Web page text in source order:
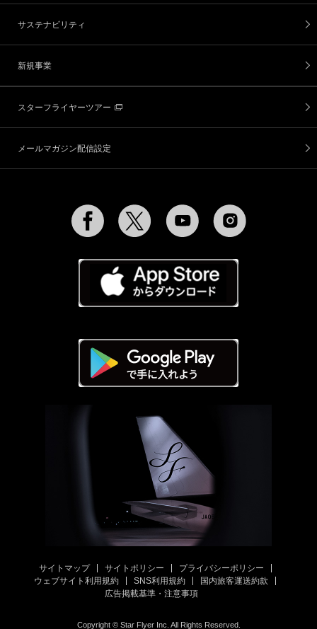
サステナビリティ
新規事業
スターフライヤーツアー
メールマガジン配信設定
Facebook Twitter YouTube Instagram
サイトマップ サイトポリシー
プライバシーポリシー
ウェブサイト利用規約
SNS利用規約
国内旅客運送約款
広告掲載基準・注意事項
Copyright © Star Flyer Inc. All Rights Reserved.